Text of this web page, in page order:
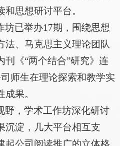
思想研讨平台。
坊已举办17期，围绕思想
法、马克思主义理论团队
刊《“两个结合”研究》连
师生在理论探索和教学实
果。
野，学术工作坊深化研讨
沉淀，几大平台相互支
起公司阅读推广的立体格